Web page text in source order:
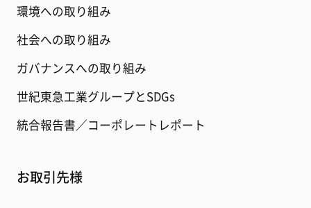
環境への取り組み
社会への取り組み
ガバナンスへの取り組み
世紀東急工業グループとSDGs
統合報告書／コーポレートレポート
お取引先様